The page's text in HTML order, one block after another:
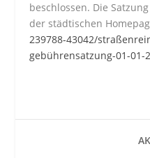
beschlossen. Die
der städtischen
239788-43042/
gebührensatzung-01-01-